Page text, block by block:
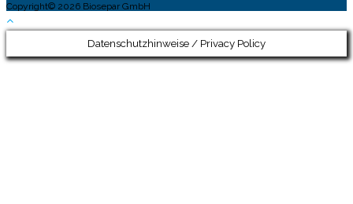
Copyright© 2026 Biosepar GmbH
Datenschutzhinweise / Privacy Policy